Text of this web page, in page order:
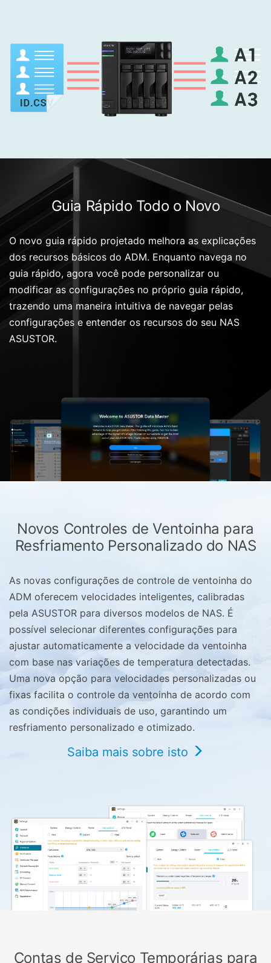
Guia Rápido Todo o Novo
O novo guia rápido projetado melhora as explicações
dos recursos básicos do ADM. Enquanto navega no
guia rápido, agora você pode personalizar ou
modificar as configurações no próprio guia rápido,
trazendo uma maneira intuitiva de navegar pelas
configurações e entender os recursos do seu NAS
ASUSTOR.
Novos Controles de Ventoinha para
Resfriamento Personalizado do NAS
As novas configurações de controle de ventoinha do
ADM oferecem velocidades inteligentes, calibradas
pela ASUSTOR para diversos modelos de NAS. É
possível selecionar diferentes configurações para
ajustar automaticamente a velocidade da ventoinha
com base nas variações de temperatura detectadas.
Uma nova opção para velocidades personalizadas ou
fixas facilita o controle da ventoinha de acordo com
as condições individuais de uso, garantindo um
resfriamento personalizado e otimizado.
Saiba mais sobre isto
Contas de Serviço Temporárias para